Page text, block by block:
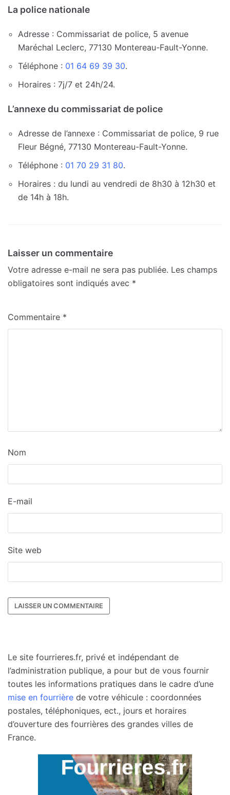
La police nationale
Adresse : Commissariat de police, 5 avenue
Maréchal Leclerc, 77130 Montereau-Fault-Yonne.
Téléphone : 01 64 69 39 30.
Horaires : 7j/7 et 24h/24.
L’annexe du commissariat de police
Adresse de l’annexe : Commissariat de police, 9 rue
Fleur Bégné, 77130 Montereau-Fault-Yonne.
Téléphone : 01 70 29 31 80.
Horaires : du lundi au vendredi de 8h30 à 12h30 et
de 14h à 18h.
Laisser un commentaire
Votre adresse e-mail ne sera pas publiée. Les champs
obligatoires sont indiqués avec *
Commentaire *
Nom
E-mail
Site web
Le site fourrieres.fr, privé et indépendant de
l’administration publique, a pour but de vous fournir
toutes les informations pratiques dans le cadre d’une
mise en fourrière de votre véhicule : coordonnées
postales, téléphoniques, ect., jours et horaires
d’ouverture des fourrières des grandes villes de
France.